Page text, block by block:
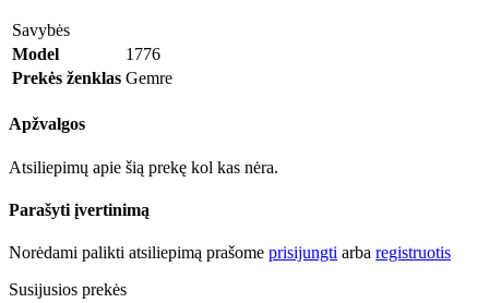
Savybės
Model
1776
Prekės ženklas Gemre
Apžvalgos
Atsiliepimų apie šią prekę kol kas nėra.
Parašyti įvertinimą
Norėdami palikti atsiliepimą prašome prisijungti arba registruotis
Susijusios prekės